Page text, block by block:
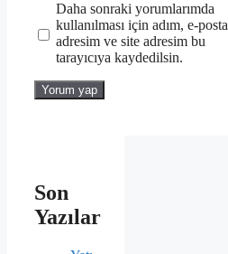
Daha sonraki yorumlarımda
kullanılması için adım, e-posta
adresim ve site adresim bu
tarayıcıya kaydedilsin.
Son
Yazılar